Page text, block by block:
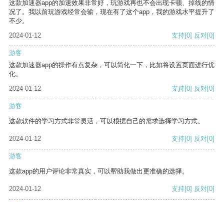
这款加速器app的加速效果非常好，玩游戏再也不会出现卡顿、掉线的情
况了。我以前玩游戏经常会输，现在有了这个app，我的游戏水平提升了
不少。
2024-01-12
支持[0] 反对[0]
游客
这款加速器app的操作有点复杂，可以简化一下，比如将设置页面进行优
化。
2024-01-12
支持[0] 反对[0]
游客
这款软件的学习方式非常灵活，可以根据自己的需求选择学习方式。
2024-01-12 支持[0] 反对[0]
游客
这款app的用户评论非常真实，可以帮助我做出更准确的选择。
2024-01-12 支持[0] 反对[0]